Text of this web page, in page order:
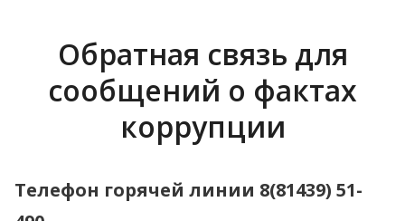
Народный бюджет
Жилищно коммунальное хозяйство
Обратная связь для
сообщений о фактах
коррупции
Телефон горячей линии 8(81439) 51-